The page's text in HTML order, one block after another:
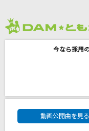
Vaundy
[生音]115万キロの
Neru feat.鏡音リン
怪獣の花唄
今なら採用
DAM★とも
動画公開曲を見る